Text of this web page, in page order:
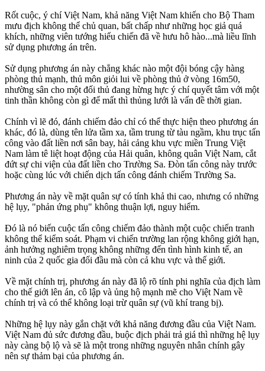
Rốt cuộc, ý chí Việt Nam, khả năng Việt Nam khiến cho Bộ Tham
mưu địch không thể chủ quan, bất chấp như những học giả quá
khích, những viên tướng hiếu chiến đã về hưu hô hào...mà liều lĩnh
sử dụng phương án trên.
Sử dụng phương án này chẳng khác nào một đội bóng cậy hàng
phòng thủ mạnh, thủ môn giỏi lui về phòng thủ ở vòng 16m50,
nhường sân cho một đối thủ đang hừng hực ý chí quyết tâm với một
tinh thần không còn gì để mất thì thủng lưới là vấn đề thời gian.
Chính vì lẽ đó, đánh chiếm đảo chỉ có thể thực hiện theo phương án
khác, đó là, dùng tên lửa tầm xa, tầm trung từ tàu ngầm, khu trục tấn
công vào đất liền nơi sân bay, hải cảng khu vực miền Trung Việt
Nam làm tê liệt hoạt động của Hải quân, không quân Việt Nam, cắt
đứt sự chi viện của đất liền cho Trường Sa. Đòn tấn công này trước
hoặc cùng lúc với chiến dịch tấn công đánh chiếm Trường Sa.
Phương án này về mặt quân sự có tính khả thi cao, nhưng có những
hệ lụy, "phản ứng phụ" không thuận lợi, nguy hiểm.
Đó là nó biến cuộc tấn công chiếm đảo thành một cuộc chiến tranh
không thể kiểm soát. Phạm vi chiến trường lan rộng không giới hạn,
ảnh hưởng nghiêm trọng không những đến tình hình kinh tế, an
ninh của 2 quốc gia đối đầu mà còn cả khu vực và thế giới.
Về mặt chính trị, phương án này đã lộ rõ tính phi nghĩa của địch làm
cho thế giới lên án, cô lập và ủng hộ mạnh mẽ cho Việt Nam về
chính trị và có thể không loại trừ quân sự (vũ khí trang bị).
Những hệ lụy này gắn chặt với khả năng đương đầu của Việt Nam.
Việt Nam đủ sức đương đầu, buộc địch phải trả giá thì những hệ lụy
này càng bộ lộ và sẽ là một trong những nguyên nhân chính gây
nên sự thảm bại của phương án.